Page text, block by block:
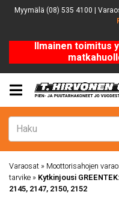
Myymälä (08) 535 4100 |
Ilmainen toimitus
Varaosat » Moottorisahojen
tarvike » Kytkinjousi
2145, 2147, 2150, 2152